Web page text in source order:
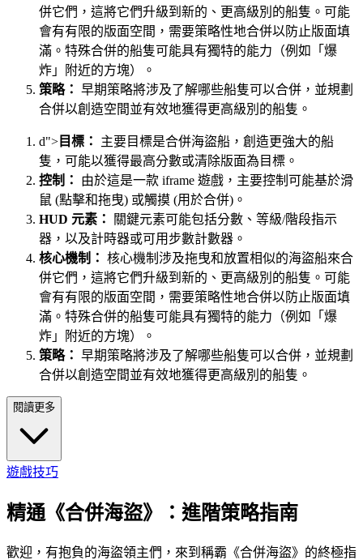
併它們，這將它們升級到新的、更高級別的船隻。可能
會有有限的版面空間，需要策略性地合併以防止版面填
滿。特殊合併的船隻可能具有獨特的能力（例如「爆
炸」附近的方塊）。
策略： 早期策略將涉及了解哪些船隻可以合併，並規劃
合併以創造空間並有效地獲得更高級別的船隻。
d"> 目標：
主要目標是合併海盜船，創造更強大的船
隻，可能以獲得最高分數或清除版面為目標。
控制：
由於這是一款 iframe 遊戲，主要控制可能基於滑
鼠 (點擊和拖曳) 或觸摸 (用於合併)。
HUD 元素：
關鍵元素可能包括分數、等級/階段指示
器，以及計時器或可用步數計數器。
核心機制： 核心機制涉及拖曳和放置相似的海盜船來合
併它們，這將它們升級到新的、更高級別的船隻。可能
會有有限的版面空間，需要策略性地合併以防止版面填
滿。特殊合併的船隻可能具有獨特的能力（例如「爆
炸」附近的方塊）。
策略： 早期策略將涉及了解哪些船隻可以合併，並規劃
合併以創造空間並有效地獲得更高級別的船隻。
閱讀更多
遊戲技巧
精通《合併海盜》：進階策略指南
歡迎，有抱負的海盜領主們，來到稱霸《合併海盜》的終極指